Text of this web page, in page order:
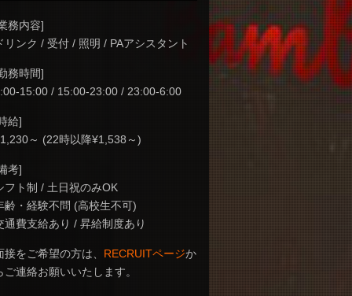
務内容]
リンク / 受付 / 照明 / PAアシスタント
務時間]
15:00 / 15:00-23:00 / 23:00-6:00
給]
～ (22時以降¥1,538～)
考]
フト制 / 土日祝のみOK
齢・経験不問 (高校生不可)
通費支給あり / 昇給制度あり
接をご希望の方は、 RECRUITページか
ご連絡お願いいたします。